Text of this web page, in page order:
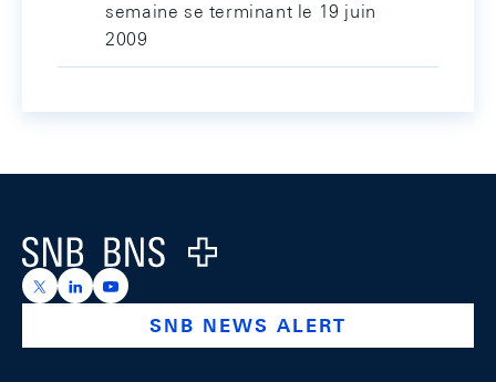
semaine se terminant le 19 juin
2009
Logo
https://x.com/snb_bns
https://ch.linkedin.com/company/swiss-national-
https://www.youtube.com/@swissnationalbank
SNB NEWS ALERT